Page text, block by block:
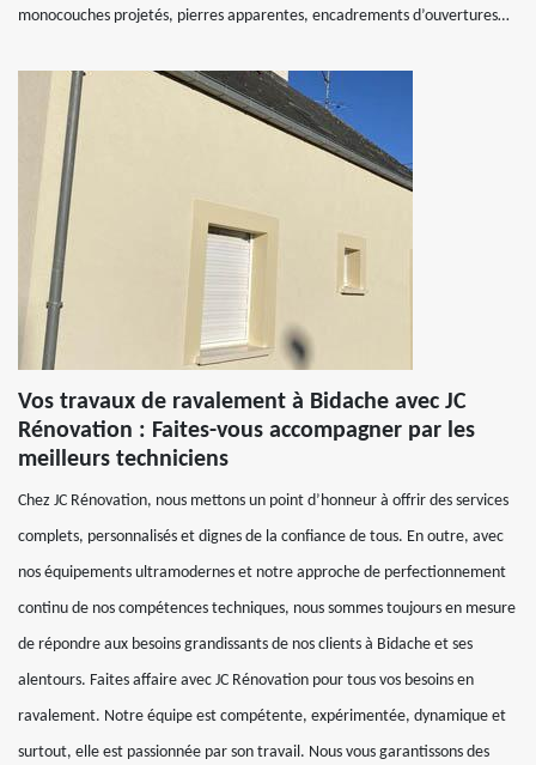
monocouches projetés, pierres apparentes, encadrements d’ouvertures…
Vos travaux de ravalement à Bidache avec JC
Rénovation : Faites-vous accompagner par les
meilleurs techniciens
Chez JC Rénovation, nous mettons un point d’honneur à offrir des services
complets, personnalisés et dignes de la confiance de tous. En outre, avec
nos équipements ultramodernes et notre approche de perfectionnement
continu de nos compétences techniques, nous sommes toujours en mesure
de répondre aux besoins grandissants de nos clients à Bidache et ses
alentours. Faites affaire avec JC Rénovation pour tous vos besoins en
ravalement. Notre équipe est compétente, expérimentée, dynamique et
surtout, elle est passionnée par son travail. Nous vous garantissons des